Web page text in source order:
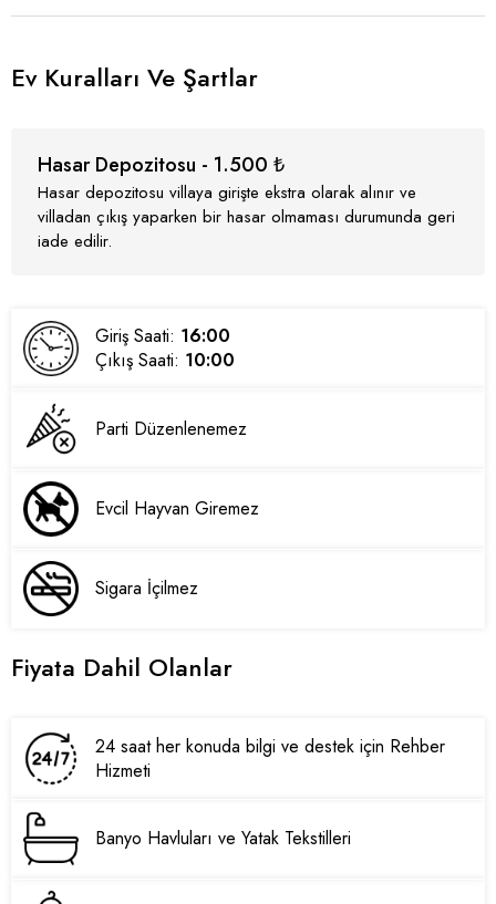
Ev Kuralları Ve Şartlar
Hasar Depozitosu - 1.500 ₺
Hasar depozitosu villaya girişte ekstra olarak alınır ve
villadan çıkış yaparken bir hasar olmaması durumunda geri
iade edilir.
Giriş Saati: 16:00
Çıkış Saati: 10:00
Parti Düzenlenemez
Evcil Hayvan Giremez
Sigara İçilmez
Fiyata Dahil Olanlar
24 saat her konuda bilgi ve destek için Rehber
Hizmeti
Banyo Havluları ve Yatak Tekstilleri